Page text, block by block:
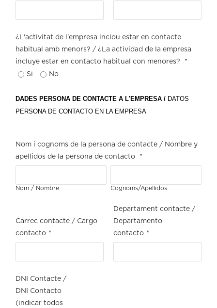
¿L'activitat de l'empresa inclou estar en contacte
habitual amb menors? / ¿La actividad de la empresa
incluye estar en contacto habitual con menores?
*
Si
No
DADES PERSONA DE CONTACTE A L'EMPRESA / DATOS
PERSONA DE CONTACTO EN LA EMPRESA
Nom i cognoms de la persona de contacte / Nombre y
apellidos de la persona de contacto
*
Nom / Nombre Cognoms/Apellidos
Carrec contacte / Cargo
contacto *
Departament contacte /
Departamento
contacto *
DNI Contacte /
DNI Contacto
(indicar todos